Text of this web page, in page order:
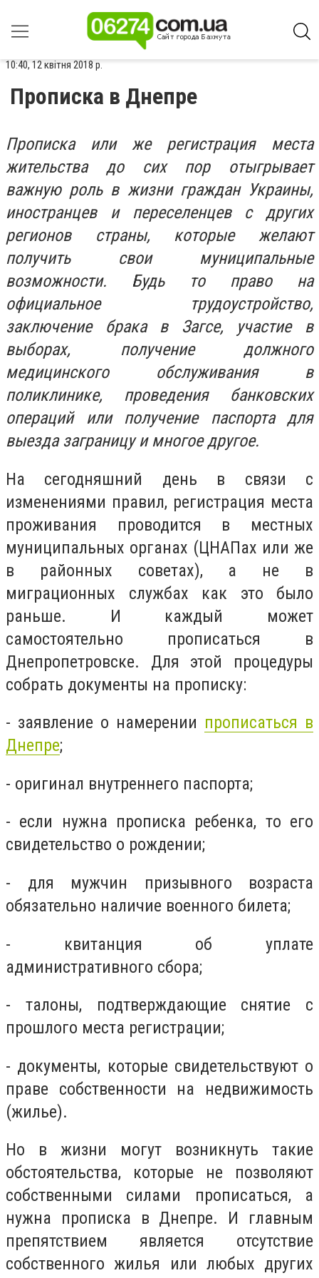
10:40, 12 квітня 2018 р.
Прописка в Днепре
Прописка или же регистрация места
жительства до сих пор отыгрывает
важную роль в жизни граждан Украины,
иностранцев и переселенцев с других
регионов страны, которые желают
получить свои муниципальные
возможности. Будь то право на
официальное трудоустройство,
заключение брака в Загсе, участие в
выборах, получение должного
медицинского обслуживания в
поликлинике, проведения банковских
операций или получение паспорта для
выезда заграницу и многое другое.
На сегодняшний день в связи с
изменениями правил, регистрация места
проживания проводится в местных
муниципальных органах (ЦНАПах или же
в районных советах), а не в
миграционных службах как это было
раньше. И каждый может
самостоятельно прописаться в
Днепропетровске. Для этой процедуры
собрать документы на прописку:
- заявление о намерении прописаться в
Днепре;
- оригинал внутреннего паспорта;
- если нужна прописка ребенка, то его
свидетельство о рождении;
- для мужчин призывного возраста
обязательно наличие военного билета;
- квитанция об уплате
административного сбора;
- талоны, подтверждающие снятие с
прошлого места регистрации;
- документы, которые свидетельствуют о
праве собственности на недвижимость
(жилье).
Но в жизни могут возникнуть такие
обстоятельства, которые не позволяют
собственными силами прописаться, а
нужна прописка в Днепре. И главным
препятствием является отсутствие
собственного жилья или любых других